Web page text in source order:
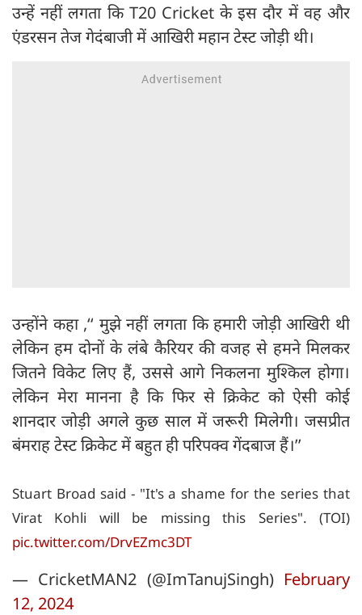
उन्हें नहीं लगता कि T20 Cricket के इस दौर में वह और
एंडरसन तेज गेदंबाजी में आखिरी महान टेस्ट जोड़ी थी।
उन्होंने कहा ,‘‘ मुझे नहीं लगता कि हमारी जोड़ी आखिरी थी
लेकिन हम दोनों के लंबे कैरियर की वजह से हमने मिलकर
जितने विकेट लिए हैं, उससे आगे निकलना मुश्किल होगा।
लेकिन मेरा मानना है कि फिर से क्रिकेट को ऐसी कोई
शानदार जोड़ी अगले कुछ साल में जरूरी मिलेगी। जसप्रीत
बंमराह टेस्ट क्रिकेट में बहुत ही परिपक्व गेंदबाज हैं।’’
Stuart Broad said - "It's a shame for the series that
Virat Kohli will be missing this Series". (TOI)
pic.twitter.com/DrvEZmc3DT
— CricketMAN2 (@ImTanujSingh) February
12, 2024